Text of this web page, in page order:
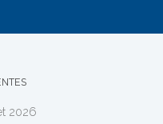
2026